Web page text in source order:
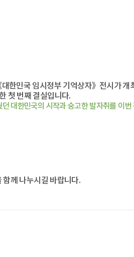
한민국 임시정부 기억상자》전시가 개
첫 번째 결실입니다.
대한민국의 시작과 숭고한 발자취를 이
께 나누시길 바랍니다.